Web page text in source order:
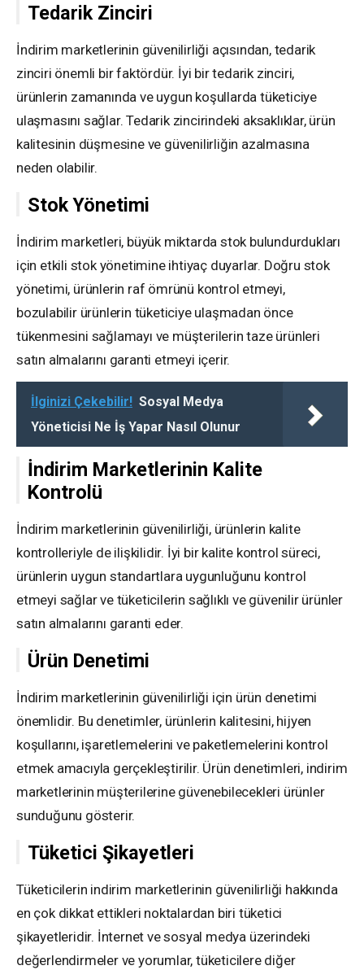
Tedarik Zinciri
İndirim marketlerinin güvenilirliği açısından, tedarik
zinciri önemli bir faktördür. İyi bir tedarik zinciri,
ürünlerin zamanında ve uygun koşullarda tüketiciye
ulaşmasını sağlar. Tedarik zincirindeki aksaklıklar, ürün
kalitesinin düşmesine ve güvenilirliğin azalmasına
neden olabilir.
Stok Yönetimi
İndirim marketleri, büyük miktarda stok bulundurdukları
için etkili stok yönetimine ihtiyaç duyarlar. Doğru stok
yönetimi, ürünlerin raf ömrünü kontrol etmeyi,
bozulabilir ürünlerin tüketiciye ulaşmadan önce
tükenmesini sağlamayı ve müşterilerin taze ürünleri
satın almalarını garanti etmeyi içerir.
İlginizi Çekebilir! Sosyal Medya
Yöneticisi Ne İş Yapar Nasıl Olunur
İndirim Marketlerinin Kalite
Kontrolü
İndirim marketlerinin güvenilirliği, ürünlerin kalite
kontrolleriyle de ilişkilidir. İyi bir kalite kontrol süreci,
ürünlerin uygun standartlara uygunluğunu kontrol
etmeyi sağlar ve tüketicilerin sağlıklı ve güvenilir ürünler
satın almalarını garanti eder.
Ürün Denetimi
İndirim marketlerinin güvenilirliği için ürün denetimi
önemlidir. Bu denetimler, ürünlerin kalitesini, hijyen
koşullarını, işaretlemelerini ve paketlemelerini kontrol
etmek amacıyla gerçekleştirilir. Ürün denetimleri, indirim
marketlerinin müşterilerine güvenebilecekleri ürünler
sunduğunu gösterir.
Tüketici Şikayetleri
Tüketicilerin indirim marketlerinin güvenilirliği hakkında
en çok dikkat ettikleri noktalardan biri tüketici
şikayetleridir. İnternet ve sosyal medya üzerindeki
değerlendirmeler ve yorumlar, tüketicilere diğer